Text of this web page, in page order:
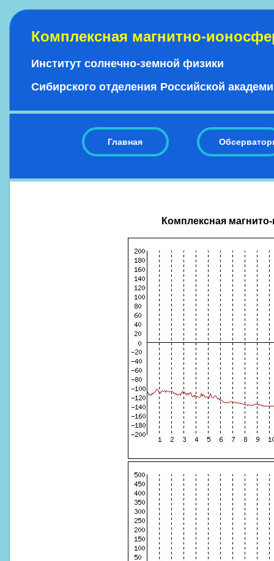
Комплексная магнитно-
Институт солнечно-земной физики
Сибирского отделения Российской
Главная
Комплексная